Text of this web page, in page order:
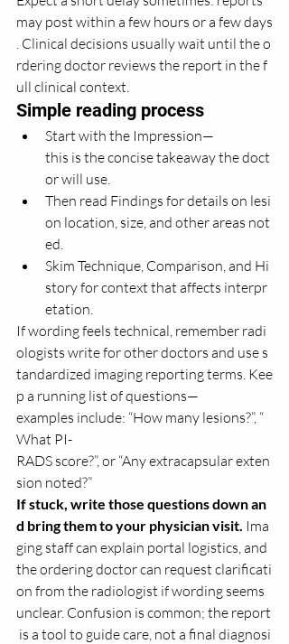
may post within a few hours or a few days
. Clinical decisions usually wait until the o
rdering doctor reviews the report in the f
ull clinical context.
Simple reading process
Start with the Impression—
this is the concise takeaway the doct
or will use.
Then read Findings for details on lesi
on location, size, and other areas not
ed.
Skim Technique, Comparison, and Hi
story for context that affects interpr
etation.
If wording feels technical, remember radi
ologists write for other doctors and use s
tandardized imaging reporting terms. Kee
p a running list of questions—
examples include: “How many lesions?”, “
What PI-
RADS score?”, or “Any extracapsular exten
sion noted?”
If stuck, write those questions down an
d bring them to your physician visit. Ima
ging staff can explain portal logistics, and
the ordering doctor can request clarificati
on from the radiologist if wording seems
unclear. Confusion is common; the report
is a tool to guide care, not a final diagnosi